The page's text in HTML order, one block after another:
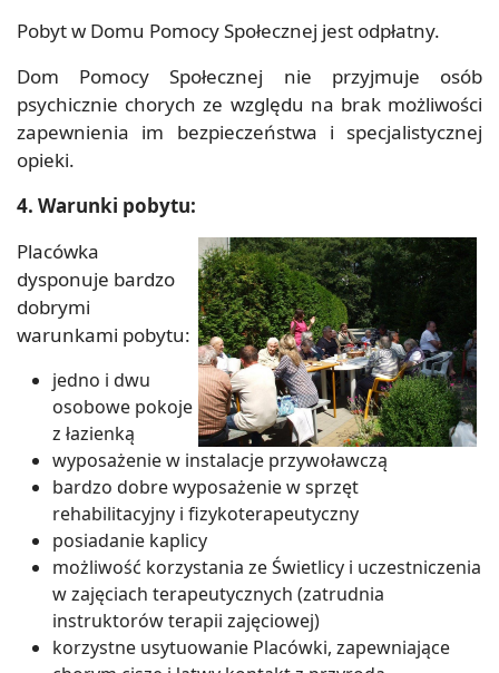
Pobyt w Domu Pomocy Społecznej jest odpłatny.
Dom Pomocy Społecznej nie przyjmuje osób
psychicznie chorych ze względu na brak możliwości
zapewnienia im bezpieczeństwa i specjalistycznej
opieki.
4. Warunki pobytu:
Placówka
dysponuje bardzo
dobrymi
warunkami pobytu:
jedno i dwu
osobowe pokoje
z łazienką
wyposażenie w instalacje przywoławczą
bardzo dobre wyposażenie w sprzęt
rehabilitacyjny i fizykoterapeutyczny
posiadanie kaplicy
możliwość korzystania ze Świetlicy i uczestniczenia
w zajęciach terapeutycznych (zatrudnia
instruktorów terapii zajęciowej)
korzystne usytuowanie Placówki, zapewniające